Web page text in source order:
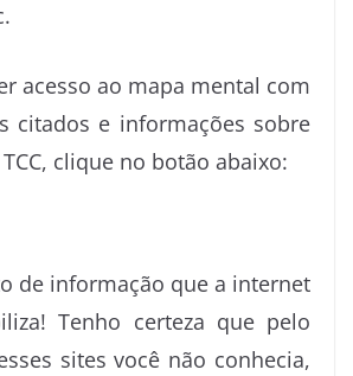
acesso ao mapa mental com
citados e informações sobre
clique no botão abaixo:
de informação que a internet
Tenho certeza que pelo
sites você não conhecia,